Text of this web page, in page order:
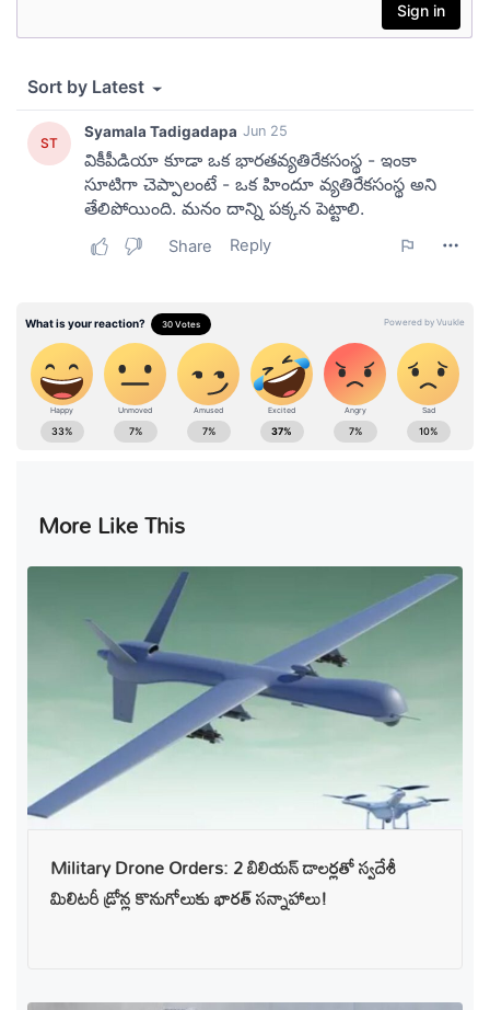
More Like This
Military Drone Orders: 2 బిలియన్ డాలర్లతో స్వదేశీ
మిలిటరీ డ్రోన్ల కొనుగోలుకు భారత్ సన్నాహాలు!